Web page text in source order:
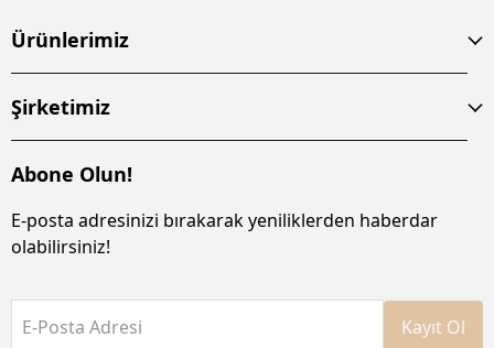
Ürünlerimiz
Şirketimiz
Abone Olun!
E-posta adresinizi bırakarak yeniliklerden haberdar
olabilirsiniz!
E-Posta Adresi Kayıt Ol